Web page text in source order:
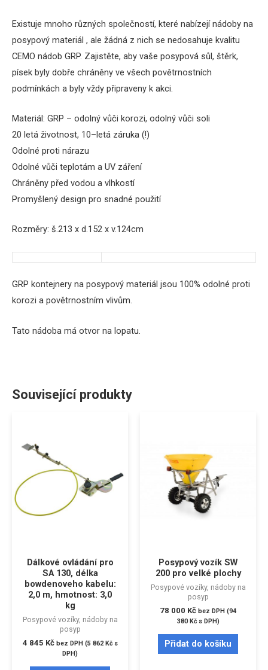
Existuje mnoho různých společností, které nabízejí nádoby na
posypový materiál , ale žádná z nich se nedosahuje kvalitu
CEMO nádob GRP. Zajistěte, aby vaše posypová sůl, štěrk,
písek byly dobře chráněny ve všech povětrnostních
podmínkách a byly vždy připraveny k akci.
Materiál: GRP – odolný vůči korozi, odolný vůči soli
20 letá životnost, 10–letá záruka (!)
Odolné proti nárazu
Odolné vůči teplotám a UV záření
Chráněny před vodou a vlhkostí
Promyšlený design pro snadné použití
Rozměry: š.213 x d.152 x v.124cm
GRP kontejnery na posypový materiál jsou 100% odolné proti
korozi a povětrnostním vlivům.
Tato nádoba má otvor na lopatu.
Související produkty
Dálkové ovládání pro
SA 130, délka
bowdenoveho kabelu:
2,0 m, hmotnost: 3,0
kg
Posypové vozíky, nádoby na
posyp
4 845 Kč bez DPH (5 862 Kčs
DPH)
Posypový vozík SW
200 pro velké plochy
Posypové vozíky, nádoby na
posyp
78 000 Kč bez DPH (94
380 Kčs DPH)
Přidat do košíku